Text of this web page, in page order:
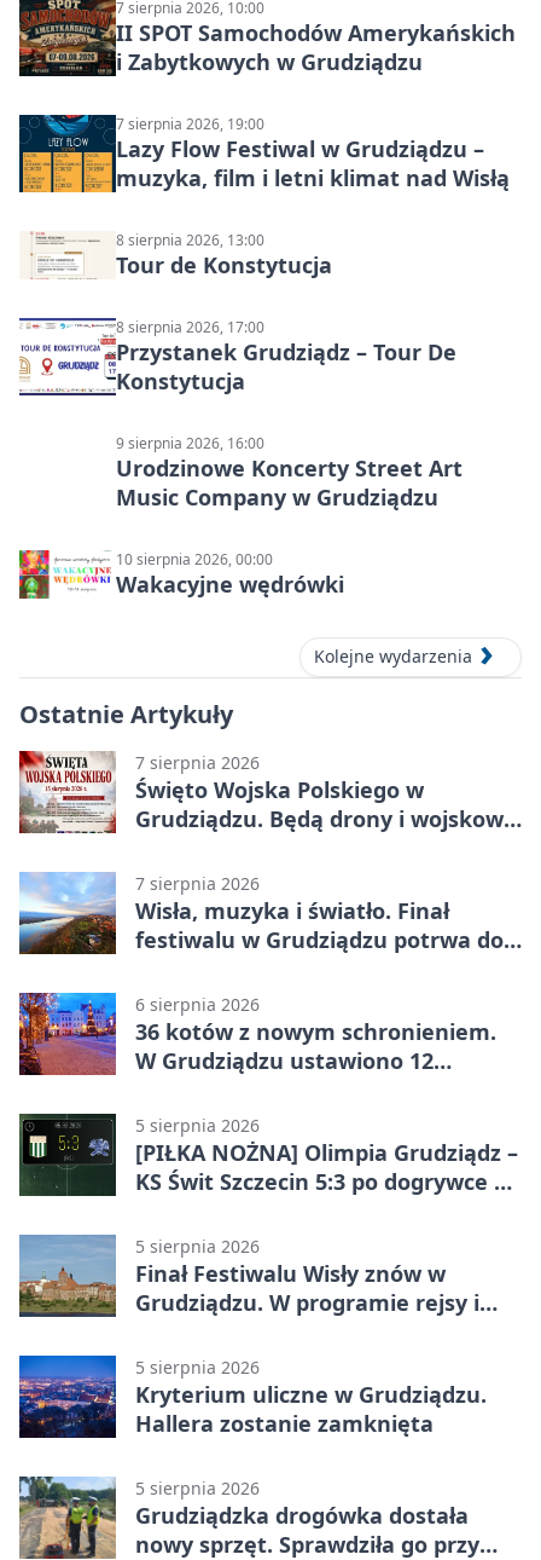
7 sierpnia 2026, 10:00
II SPOT Samochodów Amerykańskich
i Zabytkowych w Grudziądzu
7 sierpnia 2026, 19:00
Lazy Flow Festiwal w Grudziądzu –
muzyka, film i letni klimat nad Wisłą
8 sierpnia 2026, 13:00
Tour de Konstytucja
8 sierpnia 2026, 17:00
Przystanek Grudziądz – Tour De
Konstytucja
9 sierpnia 2026, 16:00
Urodzinowe Koncerty Street Art
Music Company w Grudziądzu
10 sierpnia 2026, 00:00
Wakacyjne wędrówki
Kolejne wydarzenia
Ostatnie Artykuły
7 sierpnia 2026
Święto Wojska Polskiego w
Grudziądzu. Będą drony i wojskowa
7 sierpnia 2026
Wisła, muzyka i światło. Finał
festiwalu w Grudziądzu potrwa do
6 sierpnia 2026
36 kotów z nowym schronieniem.
W Grudziądzu ustawiono 12
5 sierpnia 2026
[PIŁKA NOŻNA] Olimpia Grudziądz –
KS Świt Szczecin 5:3 po dogrywce w
odwrócili losy meczu
5 sierpnia 2026
Finał Festiwalu Wisły znów w
Grudziądzu. W programie rejsy i
5 sierpnia 2026
Kryterium uliczne w Grudziądzu.
Hallera zostanie zamknięta
5 sierpnia 2026
Grudziądzka drogówka dostała
nowy sprzęt. Sprawdziła go przy